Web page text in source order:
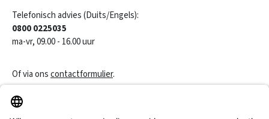
Telefonisch advies (Duits/Engels):
0800 0225035
ma-vr, 09.00 - 16.00 uur
Of via onscontactformulier.